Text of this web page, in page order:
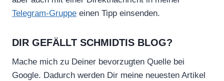
Telegram-Gruppe einen Tipp einsenden.
DIR GEFÄLLT SCHMIDTIS BLOG?
Mache mich zu Deiner bevorzugten Quelle bei
Google. Dadurch werden Dir meine neuesten Artikel